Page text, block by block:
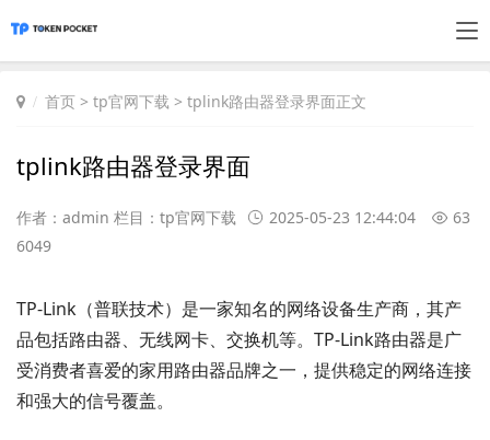
首页 > tp官网下载 > tplink路由器登录界面正文
tplink路由器登录界面
作者：admin 栏目： tp官网下载 2025-05-23 12:44:04
63
6049
TP-Link（普联技术）是一家知名的网络设备生产商，其产
品包括路由器、无线网卡、交换机等。TP-Link路由器是广
受消费者喜爱的家用路由器品牌之一，提供稳定的网络连接
和强大的信号覆盖。